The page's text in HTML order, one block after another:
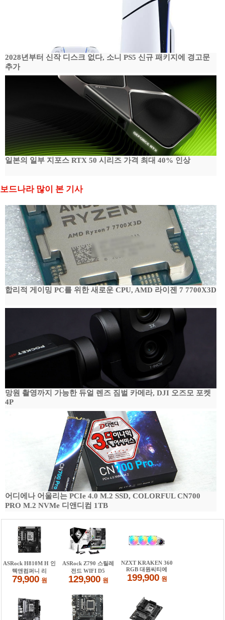
2028년부터 신작 디스크 없다, 소니 PS5 신규 패키지에 경고문
추가
일본의 일부 지포스 RTX 50 시리즈 가격 최대 40% 인상
보드나라 많이 본 기사
합리적 게이밍 PC를 위한 새로운 CPU, AMD 라이젠 7 7700X3D
망원 촬영까지 가능한 듀얼 렌즈 짐벌 카메라, DJI 오즈모 포켓
4P
어디에나 어울리는 PCIe 4.0 M.2 SSD, COLORFUL CN700
PRO M.2 NVMe 디앤디컴 1TB